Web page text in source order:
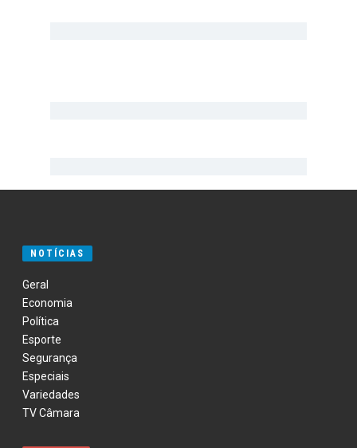
NOTÍCIAS
Geral
Economia
Política
Esporte
Segurança
Especiais
Variedades
TV Câmara